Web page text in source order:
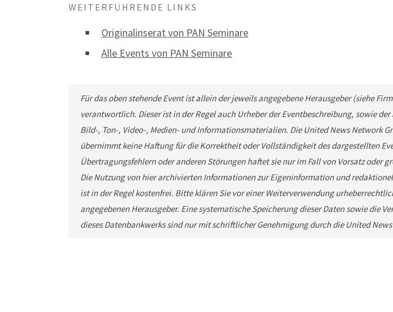
WEITERFÜHRENDE LINKS
Originalinserat von PAN Seminare
Alle Events von PAN Seminare
Für das oben stehende Event ist allein der jeweils angegebene Herausgeber (siehe
verantwortlich. Dieser ist in der Regel auch Urheber der Eventbeschreibung, sowie
Bild-, Ton-, Video-, Medien- und Informationsmaterialien. Die United News Network
übernimmt keine Haftung für die Korrektheit oder Vollständigkeit des dargestellten
Übertragungsfehlern oder anderen Störungen haftet sie nur im Fall von Vorsatz oder
Die Nutzung von hier archivierten Informationen zur Eigeninformation und
ist in der Regel kostenfrei. Bitte klären Sie vor einer Weiterverwendung
angegebenen Herausgeber. Eine systematische Speicherung dieser Daten sowie die
dieses Datenbankwerks sind nur mit schriftlicher Genehmigung durch die United